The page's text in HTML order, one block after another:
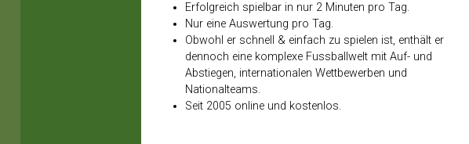
Erfolgreich spielbar in nur 2 Minuten pro Tag.
Nur eine Auswertung pro Tag.
Obwohl er schnell & einfach zu spielen ist, enthält er
dennoch eine komplexe Fussballwelt mit Auf- und
Abstiegen, internationalen Wettbewerben und
Nationalteams.
Seit 2005 online und kostenlos.